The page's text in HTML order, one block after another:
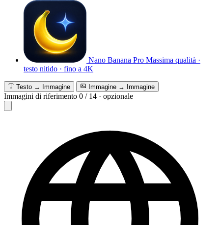
Nano Banana Pro Massima qualità ·
testo nitido · fino a 4K
Testo → Immagine Immagine → Immagine
Immagini di riferimento 0 / 14 · opzionale